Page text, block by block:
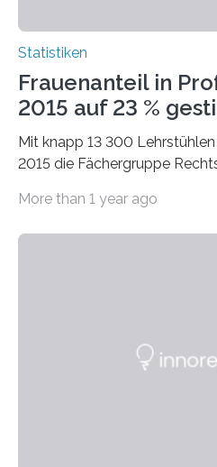
Statistiken
Frauenanteil in
2015 auf 23 %
Mit knapp 13 300
2015 die Fächergruppe
bei…
More than 1 year ago